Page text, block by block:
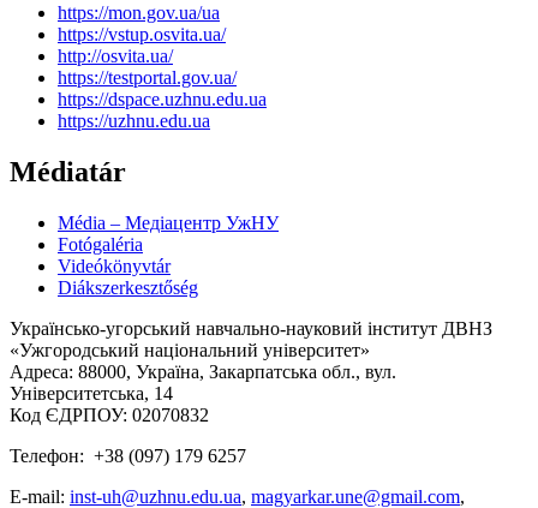
https://mon.gov.ua/ua
https://vstup.osvita.ua/
http://osvita.ua/
https://testportal.gov.ua/
https://dspace.uzhnu.edu.ua
https://uzhnu.edu.ua
Médiatár
Média – Медіацентр УжНУ
Fotógaléria
Videókönyvtár
Diákszerkesztőség
Українсько-угорський навчально-науковий інститут ДВНЗ
«Ужгородський національний університет»
Адреса: 88000, Україна, Закарпатська обл., вул.
Університетська, 14
Код ЄДРПОУ: 02070832
Телефон: +38 (097) 179 6257
E-mail: inst-uh@uzhnu.edu.ua, magyarkar.une@gmail.com,